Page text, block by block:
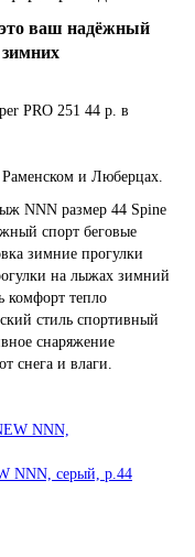
ваш надёжный
PRO 251 44 р. в
Раменском и Люберцах.
NNN размер 44 Spine
спорт беговые
зимние прогулки
на лыжах зимний
комфорт тепло
стиль спортивный
снаряжение
снега и влаги.
NNN, серый, р.44